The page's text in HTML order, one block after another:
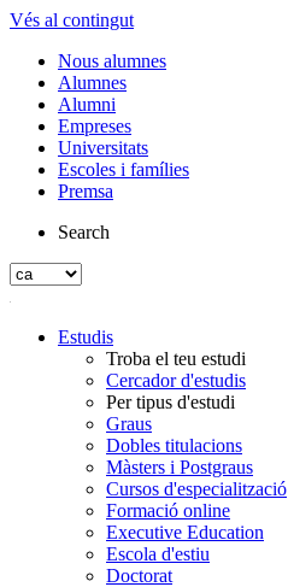
Vés al contingut
Nous alumnes
Alumnes
Alumni
Empreses
Universitats
Escoles i famílies
Premsa
Search
Estudis
Troba el teu estudi
Cercador d'estudis
Per tipus d'estudi
Graus
Dobles titulacions
Màsters i Postgraus
Cursos d'especialització
Formació online
Executive Education
Escola d'estiu
Doctorat